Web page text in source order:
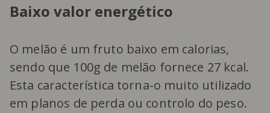
Baixo valor energético
O melão é um fruto baixo em calorias,
sendo que 100g de melão fornece 27 kcal.
Esta característica torna-o muito utilizado
em planos de perda ou controlo do peso.